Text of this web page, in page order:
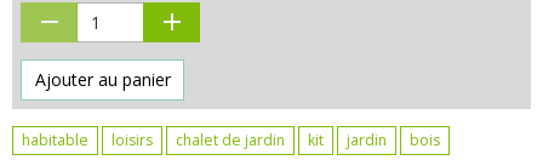
Ajouter au panier
habitable loisirs chalet de jardin kit jardin bois